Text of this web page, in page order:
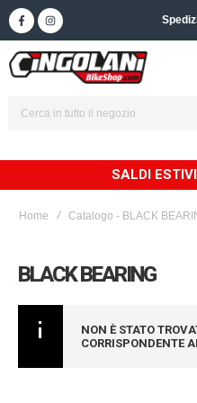
SALDI
Home Catalogo - BLACK
BLACK BEARING
NON È STATO
CORRISPONDENTE